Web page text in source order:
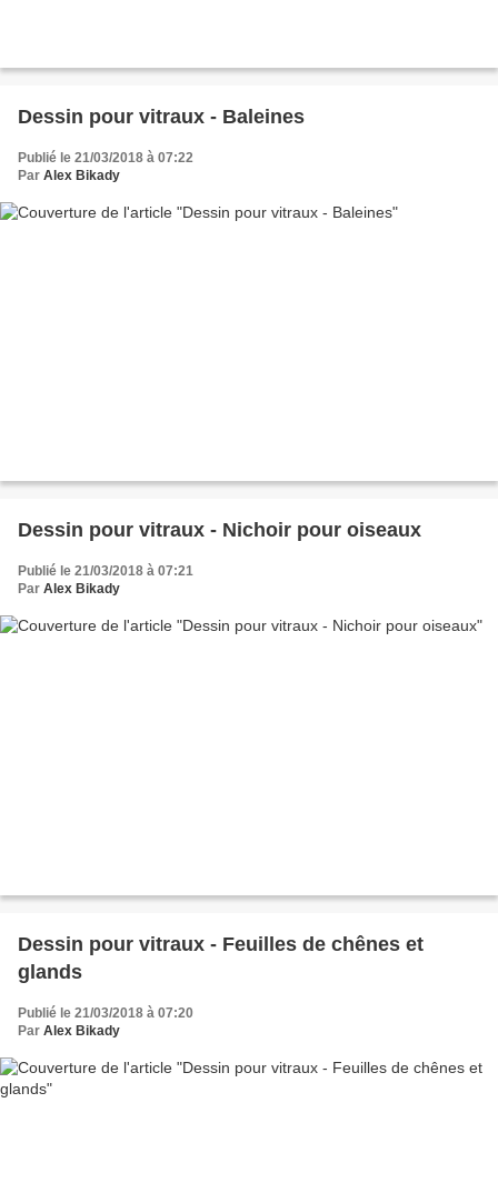
Dessin pour vitraux - Baleines
Publié le 21/03/2018 à 07:22
Par Alex Bikady
Dessin pour vitraux - Nichoir pour oiseaux
Publié le 21/03/2018 à 07:21
Par Alex Bikady
Dessin pour vitraux - Feuilles de chênes et
glands
Publié le 21/03/2018 à 07:20
Par Alex Bikady